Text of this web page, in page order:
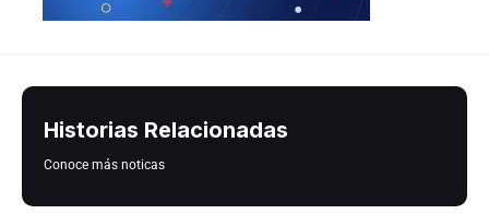
Historias Relacionadas
Conoce más noticas